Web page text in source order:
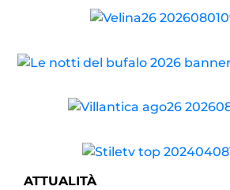
ATTUALITÀ